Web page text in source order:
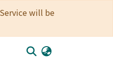
will be